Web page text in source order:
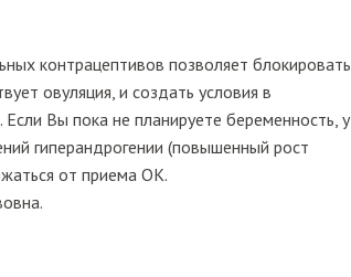
контрацептивов позволяет блокировать
овуляция, и создать условия в
Вы пока не планируете беременность, у
гиперандрогении (повышенный рост
от приема ОК.